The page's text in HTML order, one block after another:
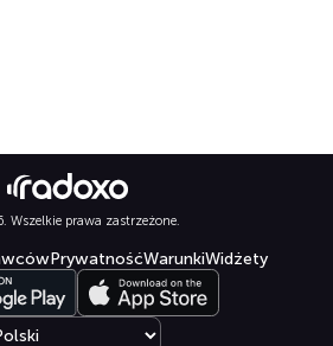
Wszelkie prawa zastrzeżone.
PrywatnośćWarunkiWidżety
language